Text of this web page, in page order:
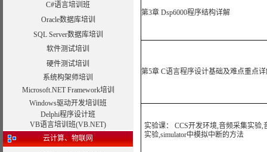
C#语言培训班
Oracle数据库培训
SQL Server数据库培训
软件测试培训
硬件测试培训
系统构架师培训
Microsoft.NET Framework培训
Windows驱动开发培训班
Delphi程序设计班
VB语言培训班(VB.NET)
云计算、物联网
第3章 Dsp6000程序结构详解
第5章 C语言程序设计基础及难点重点详
实验课： CCS开发环境,音频采集实验,
实验,simulator中模拟中断的方法